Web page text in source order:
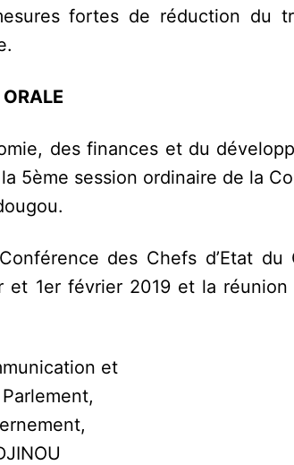
fortes de réduction du
des finances et du
5ème session ordinaire de la
des Chefs d’Etat
et 1er février 2019 et la
et